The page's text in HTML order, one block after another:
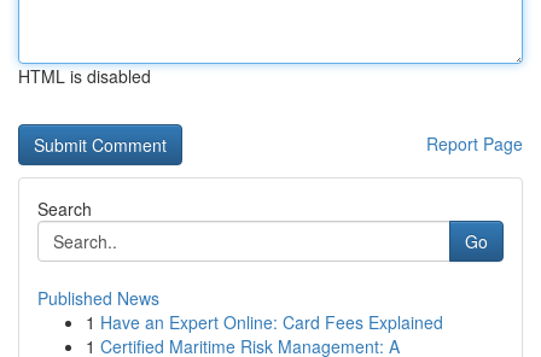
HTML is disabled
Report Page
Search
Go
Published News
1 Have an Expert Online: Card Fees Explained
1 Certified Maritime Risk Management: A